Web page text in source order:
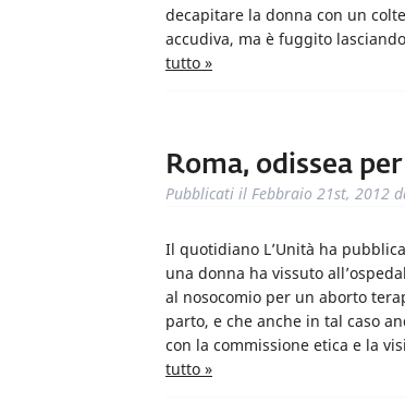
decapitare la donna con un
accudiva, ma è fuggito
tutto »
Roma, odissea
Pubblicati il Febbraio 21st, 2012
Il quotidiano L’Unità ha
una donna ha vissuto
al nosocomio per un aborto
parto, e che anche in tal caso
con la commissione etica e la
tutto »